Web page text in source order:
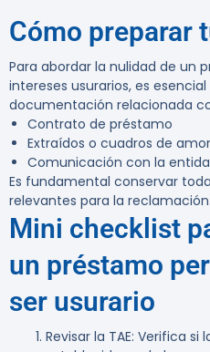
Cómo preparar
Para abordar la nulidad de un
intereses usurarios, es
documentación relacionada
Contrato de préstamo
Extraídos o cuadros de
Comunicación con la
Es fundamental conservar
relevantes para la reclamación.
Mini checklist
un préstamo
ser usurario
Revisar la TAE: Verifica si